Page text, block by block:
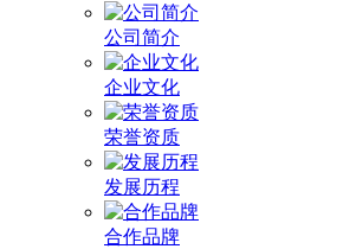
公司简介
企业文化
荣誉资质
发展历程
合作品牌